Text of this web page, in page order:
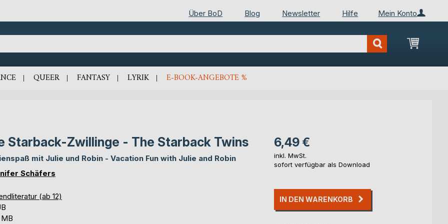
Mein Konto
Über BoD Blog Newsletter Hilfe
Mein
QUEER FANTASY LYRIK E-BOOK-ANGEBOTE %
Starback-Zwillinge - The Starback Twins
mit Julie und Robin - Vacation Fun with Julie and Robin
Schäfers
(ab 12)
MB
6,49 €
inkl. MwSt.
sofort verfügbar als Download
IN DEN WARENKORB